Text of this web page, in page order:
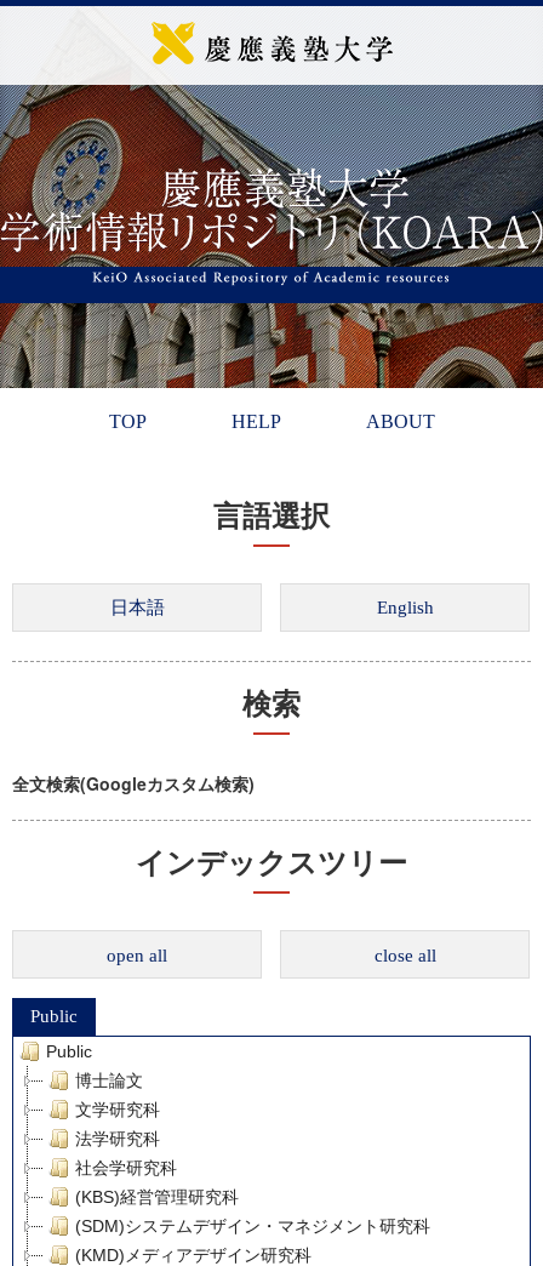
TOP HELP ABOUT
言語選択
検索
全文検索(Googleカスタム検索)
インデックスツリー
open all close all
Public
Public
博士論文
文学研究科
法学研究科
社会学研究科
(KBS)経営管理研究科
(SDM)システムデザイン・マネジメント研究科
(KMD)メディアデザイン研究科